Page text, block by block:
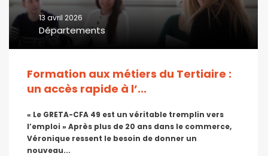
13 avril 2026
Départements
Formation aux métiers du Tertiaire :
un accès rapide à l’...
« Le GRETA-CFA 49 est un véritable tremplin vers
l’emploi » Après plus de 20 ans dans le commerce,
Véronique ressent le besoin de donner un
nouveau...